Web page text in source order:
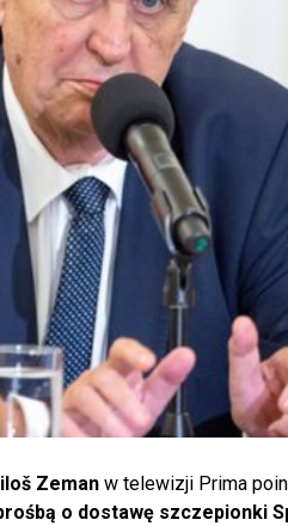
Zeman w telewizji Prima
o dostawę szczepionki